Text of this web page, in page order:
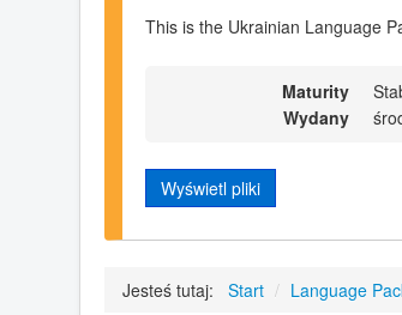
This is the Ukrainian Language
Maturity
Wydany
Wyświetl pliki
Jesteś tutaj: Start / Language